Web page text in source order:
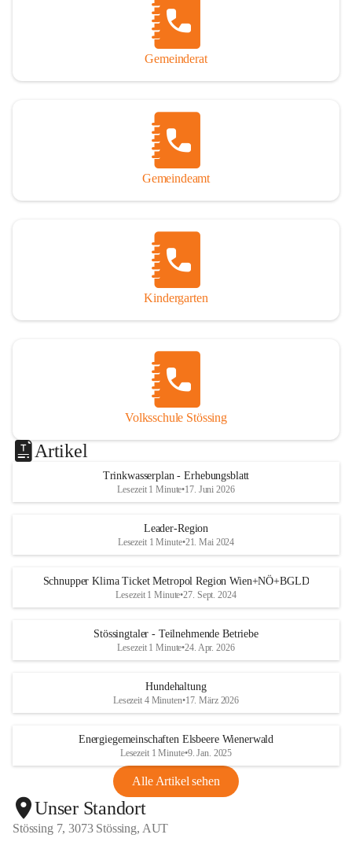
Gemeinderat
Gemeindeamt
Kindergarten
Volksschule Stössing
Artikel
Trinkwasserplan - Erhebungsblatt
Lesezeit 1 Minute•17. Juni 2026
Leader-Region
Lesezeit 1 Minute•21. Mai 2024
Schnupper Klima Ticket Metropol Region Wien+NÖ+BGLD
Lesezeit 1 Minute•27. Sept. 2024
Stössingtaler - Teilnehmende Betriebe
Lesezeit 1 Minute•24. Apr. 2026
Hundehaltung
Lesezeit 4 Minuten•17. März 2026
Energiegemeinschaften Elsbeere Wienerwald
Lesezeit 1 Minute•9. Jan. 2025
Alle Artikel sehen
Unser Standort
Stössing 7, 3073 Stössing, AUT